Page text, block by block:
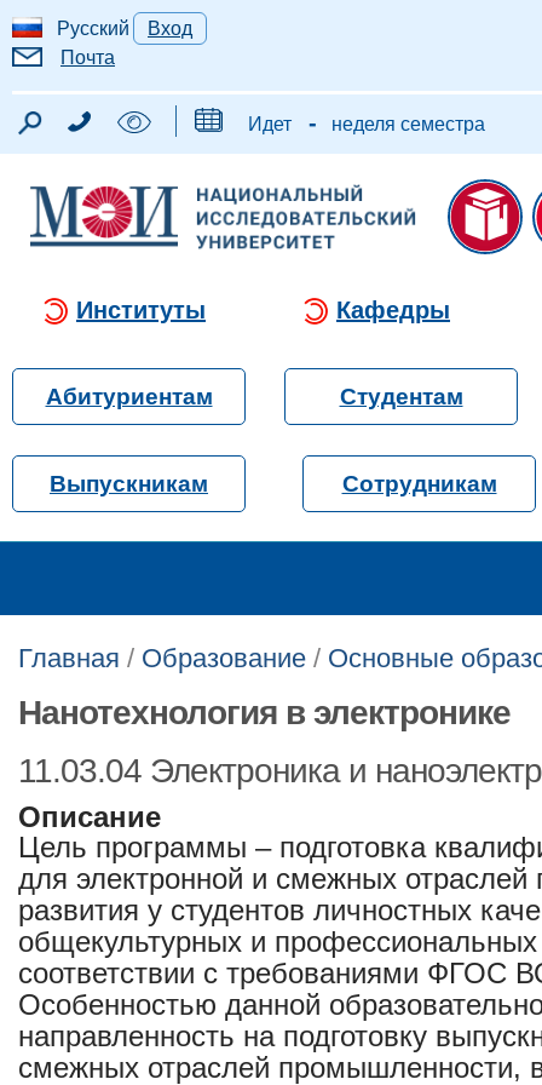
Русский
Вход
Почта
Идет - неделя семестра
Институты Кафедры
Абитуриентам Студентам
Выпускникам Сотрудникам
Главная / Образование / Основные
Нанотехнология в электронике
11.03.04 Электроника и
Описание
Цель программы – подготовка
для электронной и смежных
развития у студентов личностных
общекультурных и
соответствии с требованиями ФГОС
Особенностью данной
направленность на подготовку
смежных отраслей промышленности,